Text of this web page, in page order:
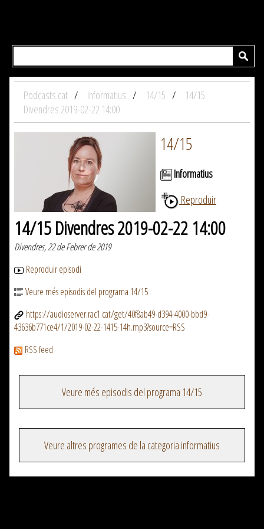
Podcasts.cat Informatius 14/15
14/15
Divendres 2019-02-22 14:00
14/15
Informatius
Reproduir
14/15 Divendres 2019-02-22 14:00
Divendres, 22 de Febrer de 2019
Reproduir episodi
Veure més episodis del programa 14/15
https://audioserver.rac1.cat/get/40f8ab49-d394-4000-bbd9-
43636b771ce4/1/2019-02-22-1415-14h.mp3?source=RSS
RSS feed
Veure més episodis del programa 14/15
Veure altres programes de la categoria informatius